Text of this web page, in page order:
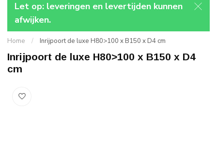
Let op: leveringen en levertijden kunnen
afwijken.
Home / Inrijpoort de luxe H80>100 x B150 x D4 cm
Inrijpoort de luxe H80>100 x B150 x D4
cm